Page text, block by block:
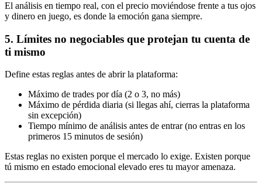
El análisis en tiempo real, con el precio moviéndose frente a tus ojos
y dinero en juego, es donde la emoción gana siempre.
5. Límites no negociables que protejan tu cuenta de
ti mismo
Define estas reglas antes de abrir la plataforma:
Máximo de trades por día (2 o 3, no más)
Máximo de pérdida diaria (si llegas ahí, cierras la plataforma
sin excepción)
Tiempo mínimo de análisis antes de entrar (no entras en los
primeros 15 minutos de sesión)
Estas reglas no existen porque el mercado lo exige. Existen porque
tú mismo en estado emocional elevado eres tu mayor amenaza.